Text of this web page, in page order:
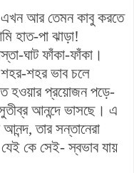
এখন আর তেমন কাবু করতে
হাত-পা ঝাড়া!
ঘাট ফাঁকা-ফাঁকা।
শহর ভাব চলে
হওয়ার প্রয়োজন পড়ে-
আনন্দে ভাসছে। এ
তার সন্তানেরা
কে সেই- স্বভাব যায়